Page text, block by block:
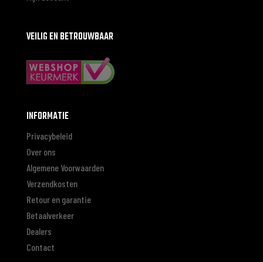
VEILIG EN BETROUWBAAR
INFORMATIE
Privacybeleid
Over ons
Algemene Voorwaarden
Verzendkosten
Retour en garantie
Betaalverkeer
Dealers
Contact